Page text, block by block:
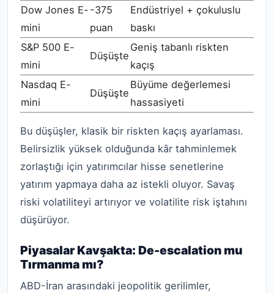
Dow Jones E-
mini
-375
puan
Endüstriyel + çokuluslu
baskı
S&P 500 E-
mini
Düşüşte
Geniş tabanlı riskten
kaçış
Nasdaq E-
mini
Düşüşte
Büyüme değerlemesi
hassasiyeti
Bu düşüşler, klasik bir riskten kaçış ayarlaması.
Belirsizlik yüksek olduğunda kâr tahminlemek
zorlaştığı için yatırımcılar hisse senetlerine
yatırım yapmaya daha az istekli oluyor. Savaş
riski volatiliteyi artırıyor ve volatilite risk iştahını
düşürüyor.
Piyasalar Kavşakta: De-escalation mu
Tırmanma mı?
ABD-İran arasındaki jeopolitik gerilimler,